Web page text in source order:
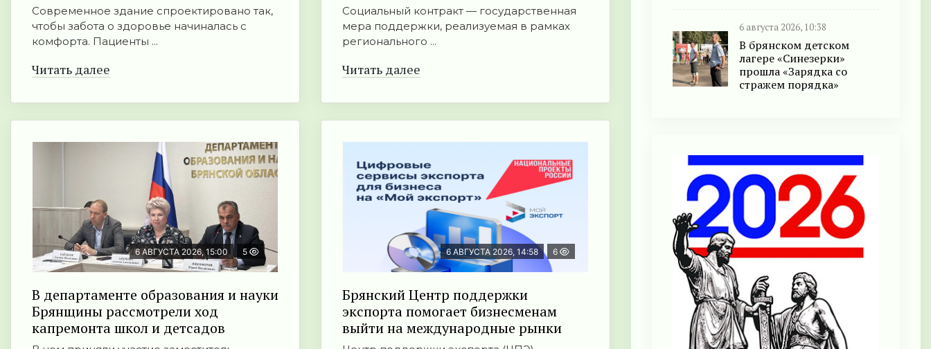
Современное здание спроектировано так,
чтобы забота о здоровье начиналась с
комфорта. Пациенты ...
Читать далее
Социальный контракт — государственная
мера поддержки, реализуемая в рамках
регионального ...
Читать далее
6 АВГУСТА 2026, 15:00 5
В департаменте образования и науки
Брянщины рассмотрели ход
капремонта школ и детсадов
6 АВГУСТА 2026, 14:58 6
Брянский Центр поддержки
экспорта помогает бизнесменам
выйти на международные рынки
6 августа 2026, 10:38
В брянском детском
лагере «Синезерки»
прошла «Зарядка со
стражем порядка»